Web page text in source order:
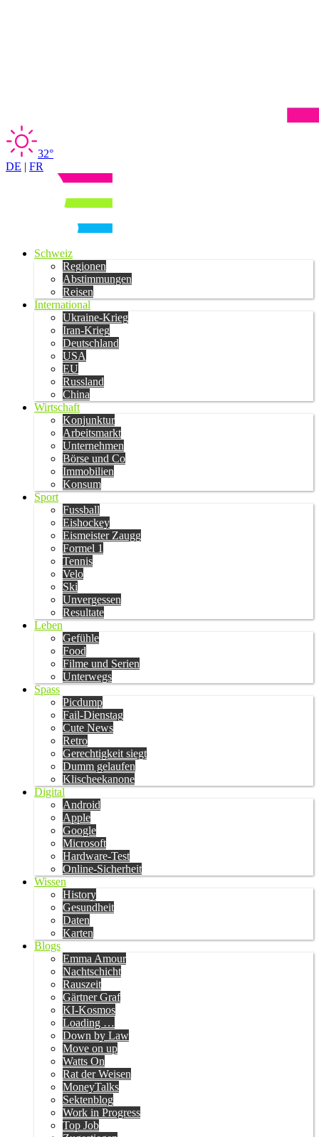
32°
DE | FR
Schweiz
Regionen
Abstimmungen
Reisen
International
Ukraine-Krieg
Iran-Krieg
Deutschland
USA
EU
Russland
China
Wirtschaft
Konjunktur
Arbeitsmarkt
Unternehmen
Börse und Co
Immobilien
Konsum
Sport
Fussball
Eishockey
Eismeister Zaugg
Formel 1
Tennis
Velo
Ski
Unvergessen
Resultate
Leben
Gefühle
Food
Filme und Serien
Unterwegs
Spass
Picdump
Fail-Dienstag
Cute News
Retro
Gerechtigkeit siegt
Dumm gelaufen
Klischeekanone
Digital
Android
Apple
Google
Microsoft
Hardware-Test
Online-Sicherheit
Wissen
History
Gesundheit
Daten
Karten
Blogs
Emma Amour
Nachtschicht
Rauszeit
Gärtner Graf
KI-Kosmos
Loading …
Down by Law
Move on up
Watts On
Rat der Weisen
MoneyTalks
Sektenblog
Work in Progress
Top Job